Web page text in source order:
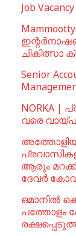
Job
ചികിത്സാ
Senior
NORKA |
വരെ വായ്പ
ആരും
ദേവർ
ഒമാനില്‍
പത്തോളം